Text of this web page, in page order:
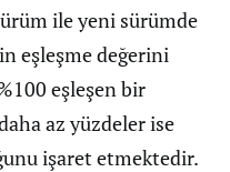
ile yeni sürümde
eşleşme değerini
eşleşen bir
az yüzdeler ise
işaret etmektedir.